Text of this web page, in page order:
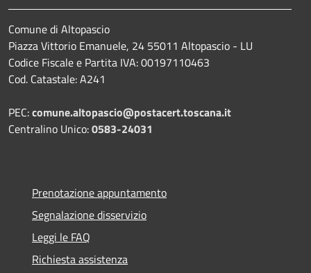
Comune di Altopascio
Piazza Vittorio Emanuele, 24 55011 Altopascio - LU
Codice Fiscale e Partita IVA: 00197110463
Cod. Catastale: A241
PEC:comune.altopascio@postacert.toscana.it
Centralino Unico:0583-24031
Prenotazione appuntamento
Segnalazione disservizio
Leggi le FAQ
Richiesta assistenza